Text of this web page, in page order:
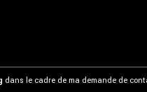
dans le cadre de ma demande de